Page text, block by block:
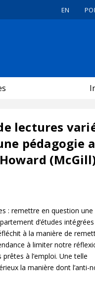
EN
lectures
pédagogie
: remettre en question une
d’études
à la manière de
à limiter notre
à l’emploi. Une telle
la manière dont l’anti-